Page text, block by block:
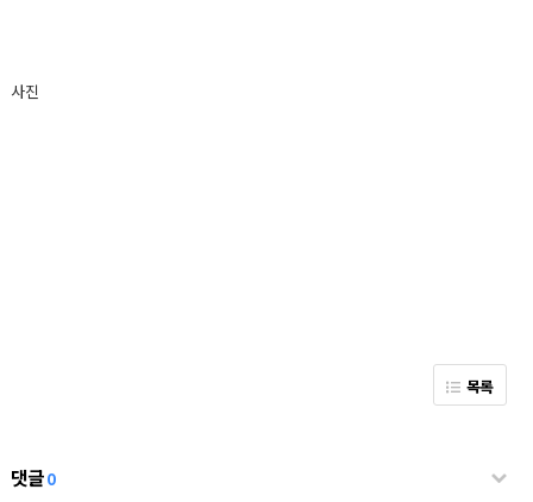
사진
목록
댓글0